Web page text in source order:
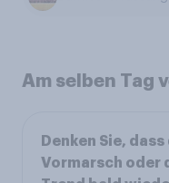
Am selben Tag
Denken Sie,
Vormarsch oder